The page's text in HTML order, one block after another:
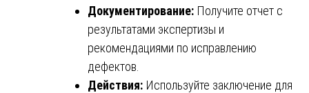
Документирование: Получите отчет с
результатами экспертизы и
рекомендациями по исправлению
дефектов.
Действия: Используйте заключение для